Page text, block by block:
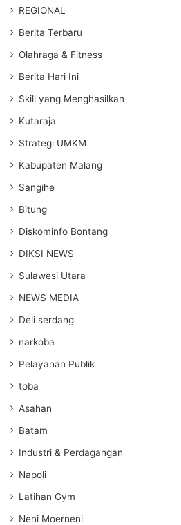
REGIONAL
Berita Terbaru
Olahraga & Fitness
Berita Hari Ini
Skill yang Menghasilkan
Kutaraja
Strategi UMKM
Kabupaten Malang
Sangihe
Bitung
Diskominfo Bontang
DIKSI NEWS
Sulawesi Utara
NEWS MEDIA
Deli serdang
narkoba
Pelayanan Publik
toba
Asahan
Batam
Industri & Perdagangan
Napoli
Latihan Gym
Neni Moerneni